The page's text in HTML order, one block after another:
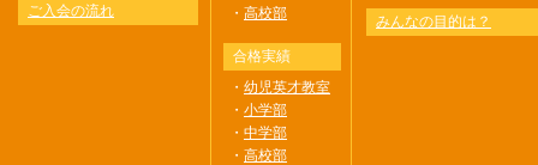
ご入会の流れ
・ 高校部
合格実績
・ 幼児英才教室
・ 小学部
・ 中学部
・ 高校部
みんなの目的は？